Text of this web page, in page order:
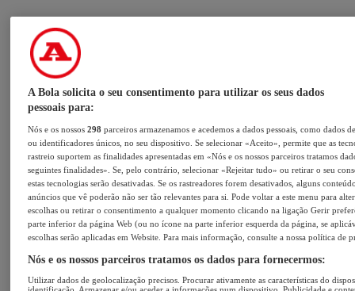
A Bola solicita o seu consentimento para utilizar os seus dados
pessoais para:
Nós e os nossos298 parceiros armazenamos e acedemos a dados pessoais, como dados
ou identificadores únicos, no seu dispositivo. Se selecionar «Aceito», permite que as
rastreio suportem as finalidades apresentadas em «Nós e os nossos parceiros tratamos
seguintes finalidades». Se, pelo contrário, selecionar «Rejeitar tudo» ou retirar o seu
estas tecnologias serão desativadas. Se os rastreadores forem desativados, alguns
anúncios que vê poderão não ser tão relevantes para si. Pode voltar a este menu para
escolhas ou retirar o consentimento a qualquer momento clicando na ligação Gerir
parte inferior da página Web (ou no ícone na parte inferior esquerda da página, se
escolhas serão aplicadas em Website. Para mais informação, consulte a nossa política de
Nós e os nossos parceiros tratamos os dados para fornecermos:
Utilizar dados de geolocalização precisos. Procurar ativamente as características do